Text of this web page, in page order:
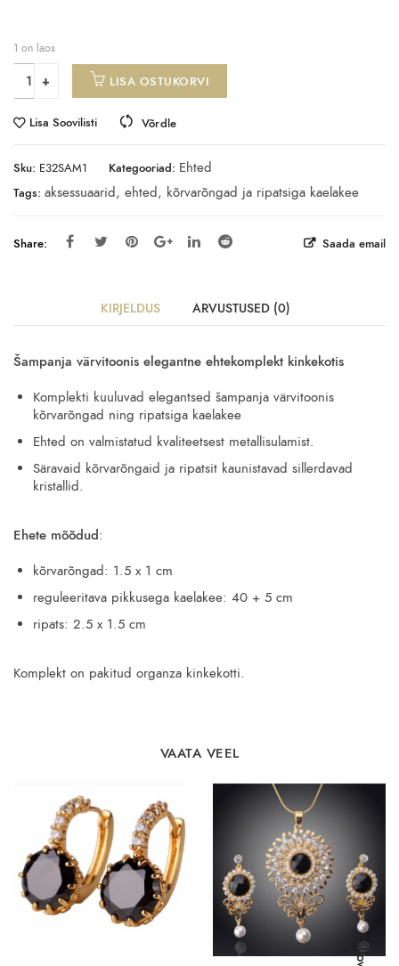
1 on laos
LISA OSTUKORVI
Lisa Soovilisti Võrdle
Sku: E32SAM1 Kategooriad: Ehted
Tags: aksessuaarid, ehted, kõrvarõngad ja ripatsiga kaelakee
Share: Saada email
KIRJELDUS ARVUSTUSED (0)
Šampanja värvitoonis elegantne ehtekomplekt kinkekotis
Komplekti kuuluvad elegantsed šampanja värvitoonis
kõrvarõngad ning ripatsiga kaelakee
Ehted on valmistatud kvaliteetsest metallisulamist.
Säravaid kõrvarõngaid ja ripatsit kaunistavad sillerdavad
kristallid.
Ehete mõõdud:
kõrvarõngad: 1.5 x 1 cm
reguleeritava pikkusega kaelakee: 40 + 5 cm
ripats: 2.5 x 1.5 cm
Komplekt on pakitud organza kinkekotti.
VAATA VEEL